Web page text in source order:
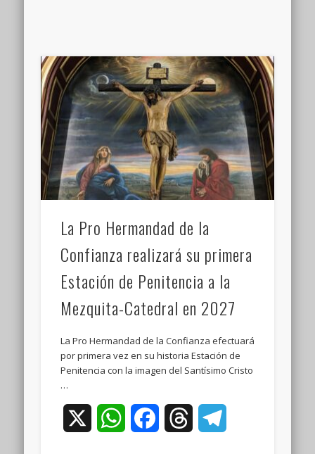
La Pro Hermandad de la
Confianza realizará su primera
Estación de Penitencia a la
Mezquita-Catedral en 2027
La Pro Hermandad de la Confianza efectuará
por primera vez en su historia Estación de
Penitencia con la imagen del Santísimo Cristo
…
WhatsAppFacebookThreads